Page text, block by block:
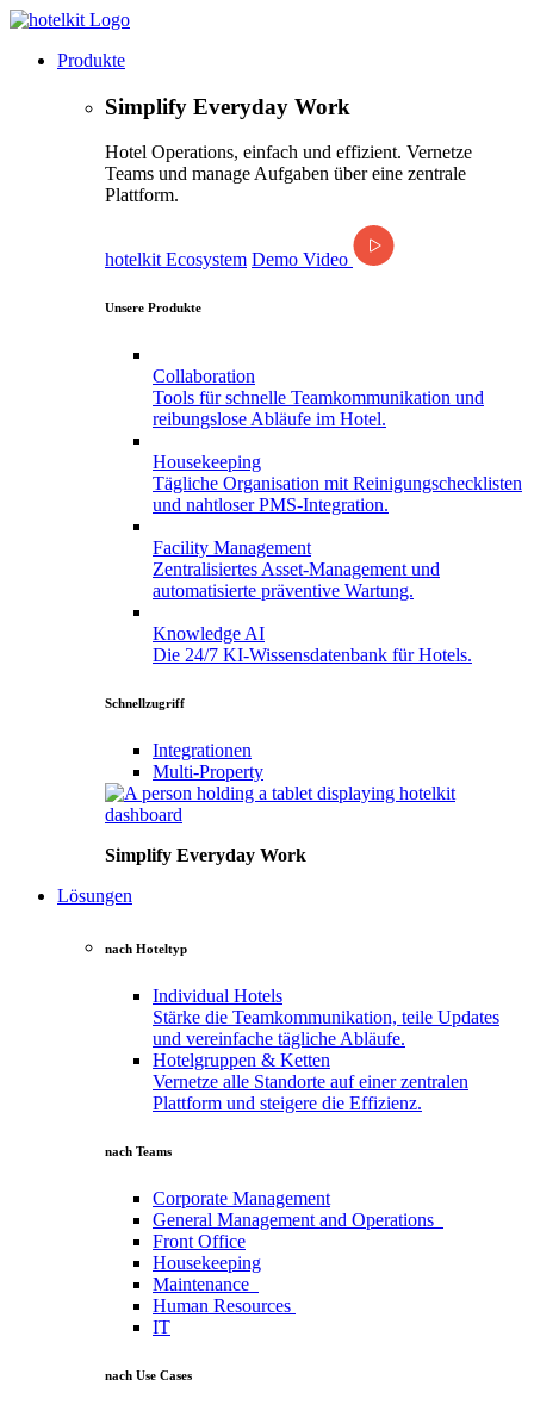
Produkte
Simplify Everyday Work
Hotel Operations, einfach und effizient. Vernetze
Teams und manage Aufgaben über eine zentrale
Plattform.
hotelkit Ecosystem Demo Video
Unsere Produkte
Collaboration
Tools für schnelle Teamkommunikation und
reibungslose Abläufe im Hotel.
Housekeeping
Tägliche Organisation mit Reinigungschecklisten
und nahtloser PMS-Integration.
Facility Management
Zentralisiertes Asset-Management und
automatisierte präventive Wartung.
Knowledge AI
Die 24/7 KI-Wissensdatenbank für Hotels.
Schnellzugriff
Integrationen
Multi-Property
Simplify Everyday Work
Lösungen
nach Hoteltyp
Individual Hotels
Stärke die Teamkommunikation, teile Updates
und vereinfache tägliche Abläufe.
Hotelgruppen & Ketten
Vernetze alle Standorte auf einer zentralen
Plattform und steigere die Effizienz.
nach Teams
Corporate Management
General Management and Operations
Front Office
Housekeeping
Maintenance
Human Resources
IT
nach Use Cases